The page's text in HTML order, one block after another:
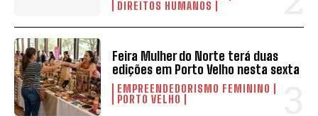
DIREITOS HUMANOS
Feira Mulher do Norte terá duas
edições em Porto Velho nesta sexta
EMPREENDEDORISMO FEMININO
PORTO VELHO